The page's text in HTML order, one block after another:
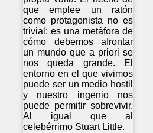
que emplee un ratón
como protagonista no es
trivial: es una metáfora de
cómo debemos afrontar
un mundo que a priori se
nos queda grande. El
entorno en el que vivimos
puede ser un medio hostil
y nuestro ingenio nos
puede permitir sobrevivir.
Al igual que al
celebérrimo Stuart Little.